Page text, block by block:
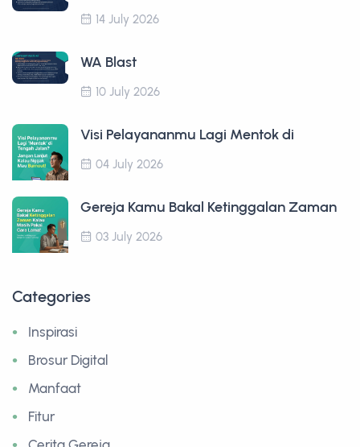
14 July 2026
WA Blast
10 July 2026
Visi Pelayananmu Lagi Mentok di
04 July 2026
Gereja Kamu Bakal Ketinggalan Zaman
03 July 2026
Categories
Inspirasi
Brosur Digital
Manfaat
Fitur